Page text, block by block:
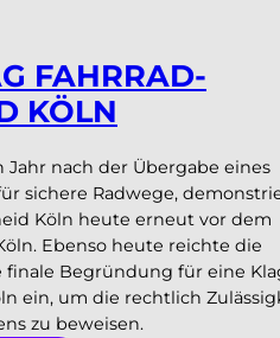
FAHRRAD-
KÖLN
Jahr nach der Übergabe eines
sichere Radwege,
Köln heute erneut vor dem
Ebenso heute reichte die
Begründung für eine
ein, um die rechtlich
zu beweisen.